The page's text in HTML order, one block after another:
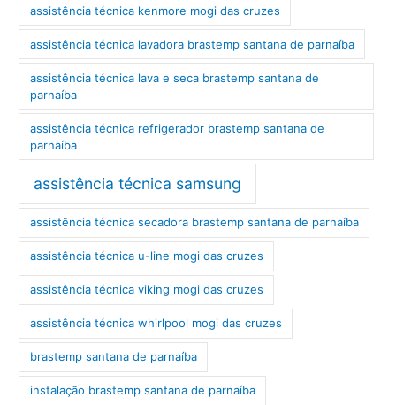
assistência técnica kenmore mogi das cruzes
assistência técnica lavadora brastemp santana de parnaíba
assistência técnica lava e seca brastemp santana de
parnaíba
assistência técnica refrigerador brastemp santana de
parnaíba
assistência técnica samsung
assistência técnica secadora brastemp santana de parnaíba
assistência técnica u-line mogi das cruzes
assistência técnica viking mogi das cruzes
assistência técnica whirlpool mogi das cruzes
brastemp santana de parnaíba
instalação brastemp santana de parnaíba